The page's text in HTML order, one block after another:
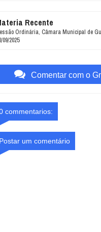
Recente
Ordinária, Câmara Municipal de
09/2025
Comentar com o
commentarios:
Postar um comentário